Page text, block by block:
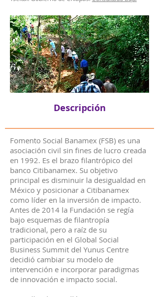
Descripción
Fomento Social Banamex (FSB) es una
asociación civil sin fines de lucro creada
en 1992. Es el brazo filantrópico del
banco Citibanamex. Su objetivo
principal es disminuir la desigualdad en
México y posicionar a Citibanamex
como líder en la inversión de impacto.
Antes de 2014 la Fundación se regía
bajo esquemas de filantropía
tradicional, pero a raíz de su
participación en el Global Social
Business Summit del Yunus Centre
decidió cambiar su modelo de
intervención e incorporar paradigmas
de innovación e impacto social.